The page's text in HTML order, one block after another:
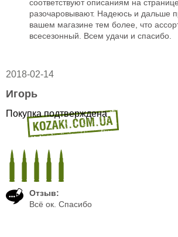
соответствуют описаниям на
разочаровывают. Надеюсь и дальше
вашем магазине тем более, что
всесезонный. Всем удачи и спасибо.
2018-02-14
Игорь
Покупка подтверждена
Отзыв:
Всё ок. Спасибо